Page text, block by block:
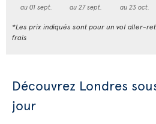
au 01 sept.
au 27 sept.
au 23 oct.
*Les prix indiqués sont pour un vol aller-
frais
Découvrez Londres
jour